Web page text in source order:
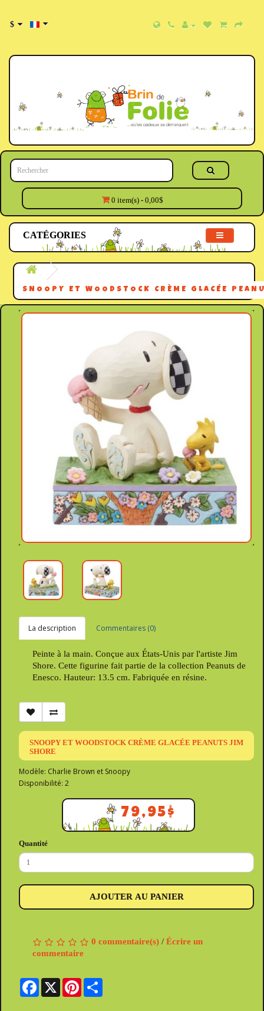
$
0 item(s) - 0,00$
CATÉGORIES
SNOOPY ET WOODSTOCK CRÈME GLACÉE
La description Commentaires (0)
Peinte à la main. Conçue aux États-Unis par l'artiste Jim
Shore. Cette figurine fait partie de la collection Peanuts de
Enesco. Hauteur: 13.5 cm. Fabriquée en résine.
SNOOPY ET WOODSTOCK CRÈME GLACÉE PEANUTS JIM
SHORE
Modèle: Charlie Brown et Snoopy
Disponibilité: 2
79,95$
Quantité
AJOUTER AU PANIER
0 commentaire(s) / Écrire un
commentaire
Facebook
X Pinterest